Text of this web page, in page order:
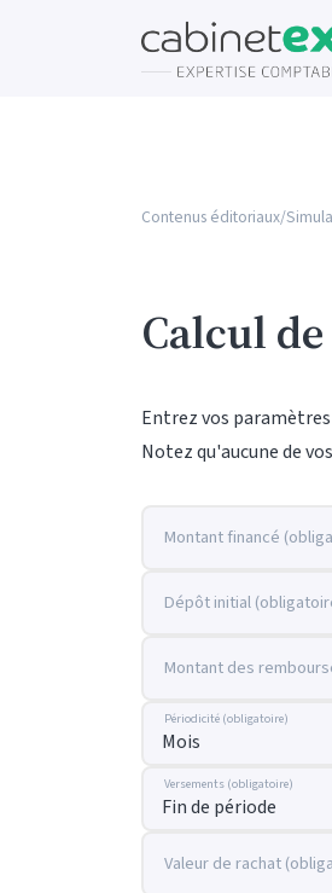
Contenus éditoriaux/
Calcul
Entrez vos
Notez qu'aucune de
Montant financé
Dépôt initial
Montant des
Périodicité (obligatoire)
Versements (obligatoire)
Valeur de rachat